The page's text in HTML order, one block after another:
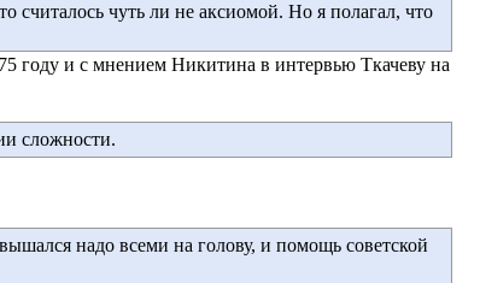
чуть ли не аксиомой. Но я полагал, что
году и с мнением Никитина в интервью Ткачеву на
сложности.
надо всеми на голову, и помощь советской